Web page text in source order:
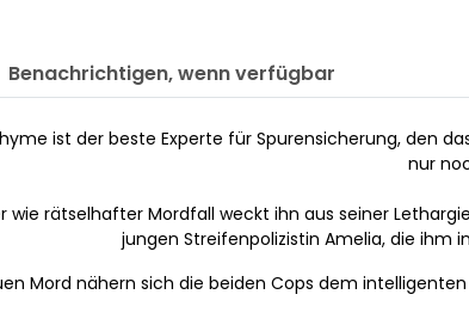
Benachrichtigen, wenn verfügbar
ist der beste Experte für Spurensicherung, den
nur
wie rätselhafter Mordfall weckt ihn aus seiner
jungen Streifenpolizistin Amelia, die ihm
Mord nähern sich die beiden Cops dem